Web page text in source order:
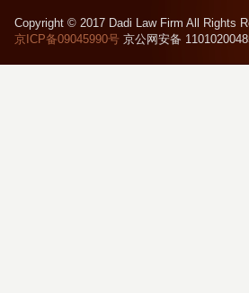
Copyright © 2017 Dadi Law Firm All Rights
京ICP备09045990号京公网安备